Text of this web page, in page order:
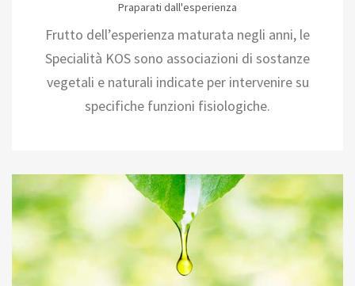
Praparati dall'esperienza
Frutto dell’esperienza maturata negli anni, le
Specialità KOS sono associazioni di sostanze
vegetali e naturali indicate per intervenire su
specifiche funzioni fisiologiche.